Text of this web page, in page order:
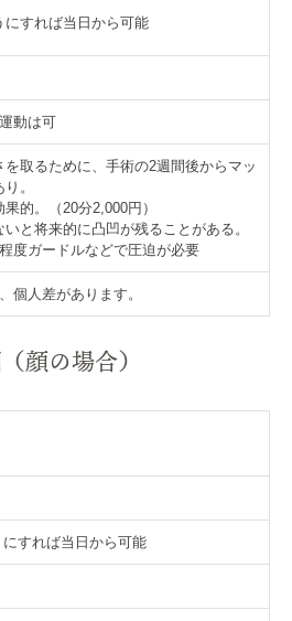
にすれば当日から可能
動は可
取るために、手術の2週間後からマッ
。
的。（20分2,000円）
と将来的に凸凹が残ることがある。
度ガードルなどで圧迫が必要
個人差があります。
顔の場合）
すれば当日から可能